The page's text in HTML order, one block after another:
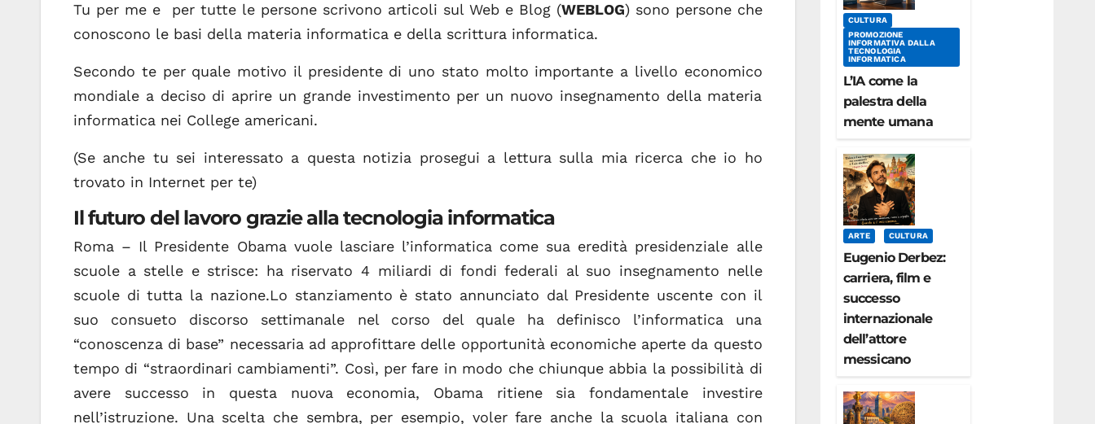
Tu per me e per tutte le persone scrivono articoli sul Web e Blog (WEBLOG) sono persone che
conoscono le basi della materia informatica e della scrittura informatica.
Secondo te per quale motivo il presidente di uno stato molto importante a livello economico
mondiale a deciso di aprire un grande investimento per un nuovo insegnamento della materia
informatica nei College americani.
(Se anche tu sei interessato a questa notizia prosegui a lettura sulla mia ricerca che io ho
trovato in Internet per te)
Il futuro del lavoro grazie alla tecnologia informatica
Roma – Il Presidente Obama vuole lasciare l’informatica come sua eredità presidenziale alle
scuole a stelle e strisce: ha riservato 4 miliardi di fondi federali al suo insegnamento nelle
scuole di tutta la nazione.Lo stanziamento è stato annunciato dal Presidente uscente con il
suo consueto discorso settimanale nel corso del quale ha definisco l’informatica una
“conoscenza di base” necessaria ad approfittare delle opportunità economiche aperte da questo
tempo di “straordinari cambiamenti”. Così, per fare in modo che chiunque abbia la possibilità di
avere successo in questa nuova economia, Obama ritiene sia fondamentale investire
nell’istruzione. Una scelta che sembra, per esempio, voler fare anche la scuola italiana con
CULTURA
PROMOZIONE
INFORMATIVA DALLA
TECNOLOGIA
INFORMATICA
L’IA come la
palestra della
mente umana
ARTE CULTURA
Eugenio Derbez:
carriera, film e
successo
internazionale
dell’attore
messicano